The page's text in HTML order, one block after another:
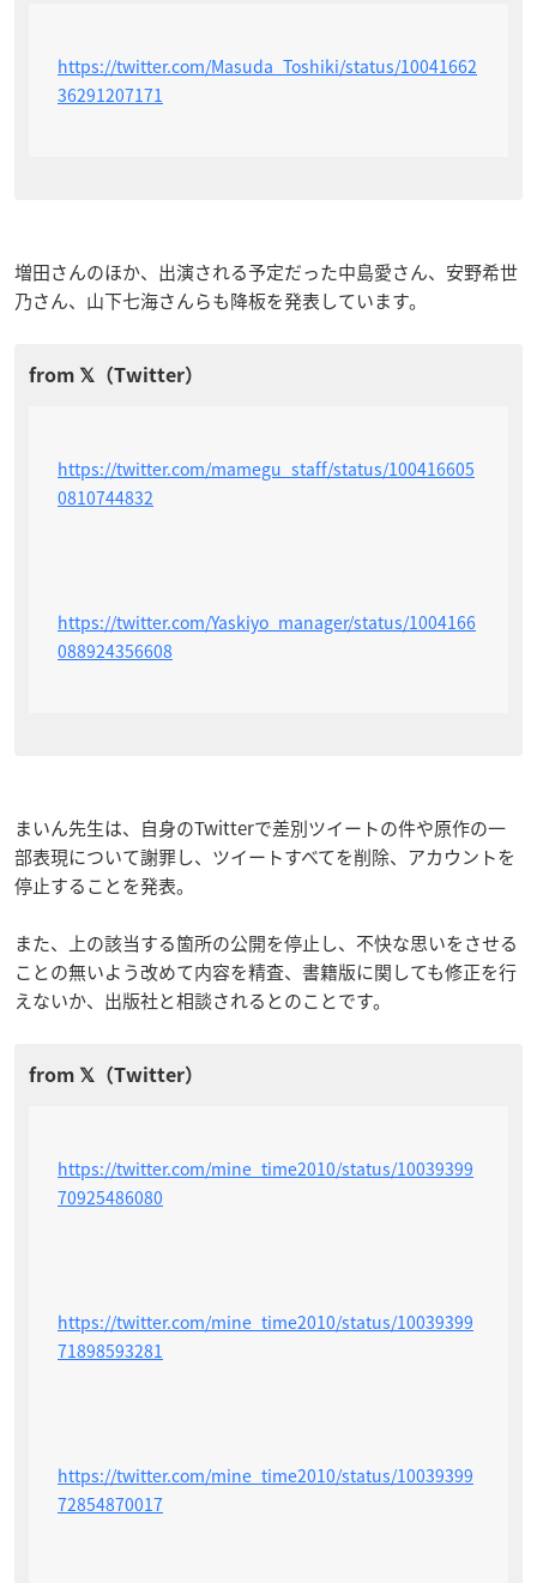
https://twitter.com/Masuda_Toshiki/status/10041662
36291207171
増田さんのほか、出演される予定だった中島愛さん、安野希世
乃さん、山下七海さんらも降板を発表しています。
https://twitter.com/mamegu_staff/status/100416605
0810744832
https://twitter.com/Yaskiyo_manager/status/1004166
088924356608
まいん先生は、自身のTwitterで差別ツイートの件や原作の一
部表現について謝罪し、ツイートすべてを削除、アカウントを
停止することを発表。
また、上の該当する箇所の公開を停止し、不快な思いをさせる
ことの無いよう改めて内容を精査、書籍版に関しても修正を行
えないか、出版社と相談されるとのことです。
https://twitter.com/mine_time2010/status/10039399
70925486080
https://twitter.com/mine_time2010/status/10039399
71898593281
https://twitter.com/mine_time2010/status/10039399
72854870017